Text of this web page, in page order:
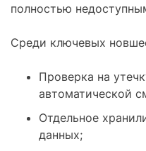
полностью
Среди ключевых
Проверка на
автоматической
Отдельное
данных;